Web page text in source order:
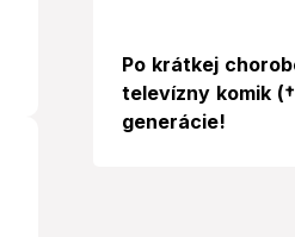
Po krátkej
televízny komik
generácie!